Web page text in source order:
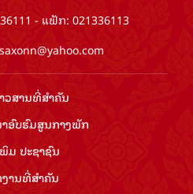
- ແຟັກ: 021336113
ວ​ສານ​ທີ່​ສຳ​ຄັນ​
າອົບຮົມ​ສູນ​ກາງ​ພັກ
ມ ປະ​ຊາ​ຊົນ
ານ​ທີ່​ສຳ​ຄັນ